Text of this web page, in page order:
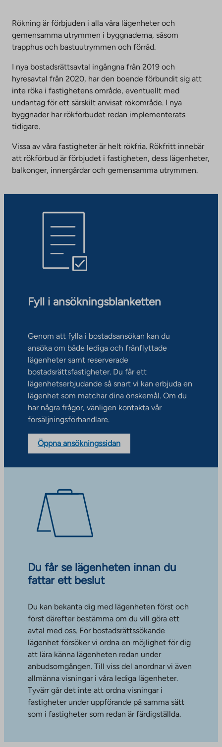
Rökning är förbjuden i alla våra lägenheter och
gemensamma utrymmen i byggnaderna, såsom
trapphus och bastuutrymmen och förråd.
I nya bostadsrättsavtal ingångna från 2019 och
hyresavtal från 2020, har den boende förbundit sig att
inte röka i fastighetens område, eventuellt med
undantag för ett särskilt anvisat rökområde. I nya
byggnader har rökförbudet redan implementerats
tidigare.
Vissa av våra fastigheter är helt rökfria. Rökfritt innebär
att rökförbud är förbjudet i fastigheten, dess lägenheter,
balkonger, innergårdar och gemensamma utrymmen.
Fyll i ansökningsblanketten
Genom att fylla i bostadsansökan kan du
ansöka om både lediga och frånflyttade
lägenheter samt reserverade
bostadsrättsfastigheter. Du får ett
lägenhetserbjudande så snart vi kan erbjuda en
lägenhet som matchar dina önskemål. Om du
har några frågor, vänligen kontakta vår
försäljningsförhandlare.
Öppna ansökningssidan
Du får se lägenheten innan du
fattar ett beslut
Du kan bekanta dig med lägenheten först och
först därefter bestämma om du vill göra ett
avtal med oss. För bostadsrättssökande
lägenhet försöker vi ordna en möjlighet för dig
att lära känna lägenheten redan under
anbudsomgången. Till viss del anordnar vi även
allmänna visningar i våra lediga lägenheter.
Tyvärr går det inte att ordna visningar i
fastigheter under uppförande på samma sätt
som i fastigheter som redan är färdigställda.